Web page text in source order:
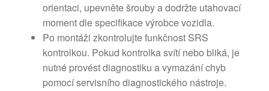
orientaci, upevněte šrouby a dodržte utahovací
moment dle specifikace výrobce vozidla.
Po montáži zkontrolujte funkčnost SRS
kontrolkou. Pokud kontrolka svítí nebo bliká, je
nutné provést diagnostiku a vymazání chyb
pomocí servisního diagnostického nástroje.